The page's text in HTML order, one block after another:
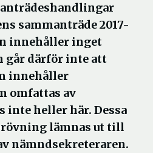
sammanträde 2017-
innehåller inget
går därför inte att
innehåller
omfattas av
inte heller här. Dessa
lämnas ut till
nämndsekreteraren.